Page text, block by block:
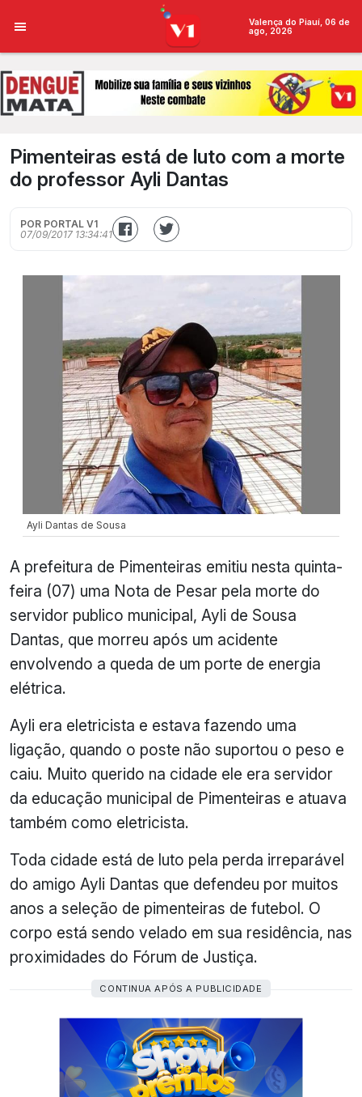
Valença do Piauí, 06 de
ago, 2026
Pimenteiras está de luto com a morte
do professor Ayli Dantas
POR PORTAL V1
07/09/2017 13:34:41
Ayli Dantas de Sousa
A prefeitura de Pimenteiras emitiu nesta quinta-
feira (07) uma Nota de Pesar pela morte do
servidor publico municipal, Ayli de Sousa
Dantas, que morreu após um acidente
envolvendo a queda de um porte de energia
elétrica.
Ayli era eletricista e estava fazendo uma
ligação, quando o poste não suportou o peso e
caiu. Muito querido na cidade ele era servidor
da educação municipal de Pimenteiras e atuava
também como eletricista.
Toda cidade está de luto pela perda irreparável
do amigo Ayli Dantas que defendeu por muitos
anos a seleção de pimenteiras de futebol. O
corpo está sendo velado em sua residência, nas
proximidades do Fórum de Justiça.
CONTINUA APÓS A PUBLICIDADE